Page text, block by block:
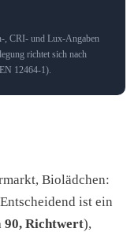
, CRI- und Lux-Angaben
richtet sich nach
12464-1).
Biolädchen:
ist ein
90, Richtwert),